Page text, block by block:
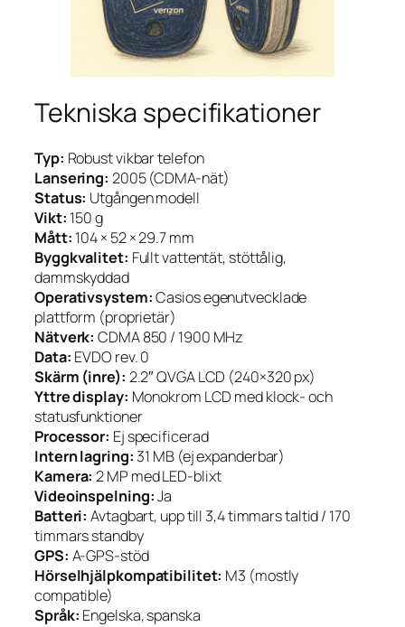
Tekniska specifikationer
Typ: Robust vikbar telefon
Lansering: 2005 (CDMA-nät)
Status: Utgången modell
Vikt: 150 g
Mått: 104 × 52 × 29.7 mm
Byggkvalitet: Fullt vattentät, stöttålig,
dammskyddad
Operativsystem:Casios egenutvecklade
plattform (proprietär)
Nätverk: CDMA 850 / 1900 MHz
Data: EVDO rev. 0
Skärm (inre): 2.2″ QVGA LCD (240×320 px)
Yttre display: Monokrom LCD med klock- och
statusfunktioner
Processor: Ej specificerad
Intern lagring: 31 MB (ej expanderbar)
Kamera: 2 MP med LED-blixt
Videoinspelning:Ja
Batteri: Avtagbart, upp till 3,4 timmars taltid / 170
timmars standby
GPS: A-GPS-stöd
Hörselhjälpkompatibilitet: M3 (mostly
compatible)
Språk: Engelska, spanska